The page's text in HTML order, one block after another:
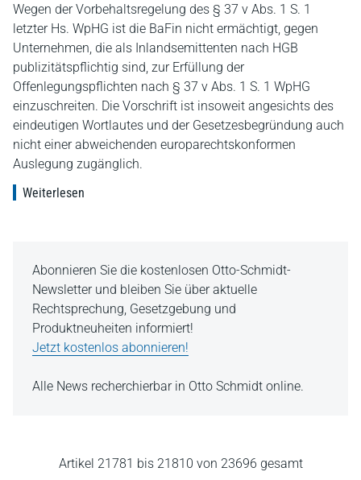
Wegen der Vorbehaltsregelung des § 37 v Abs. 1 S. 1
letzter Hs. WpHG ist die BaFin nicht ermächtigt, gegen
Unternehmen, die als Inlandsemittenten nach HGB
publizitätspflichtig sind, zur Erfüllung der
Offenlegungspflichten nach § 37 v Abs. 1 S. 1 WpHG
einzuschreiten. Die Vorschrift ist insoweit angesichts des
eindeutigen Wortlautes und der Gesetzesbegründung auch
nicht einer abweichenden europarechtskonformen
Auslegung zugänglich.
Weiterlesen
Abonnieren Sie die kostenlosen Otto-Schmidt-
Newsletter und bleiben Sie über aktuelle
Rechtsprechung, Gesetzgebung und
Produktneuheiten informiert!
Jetzt kostenlos abonnieren!
Alle News recherchierbar in Otto Schmidt online.
Artikel 21781 bis 21810 von 23696 gesamt